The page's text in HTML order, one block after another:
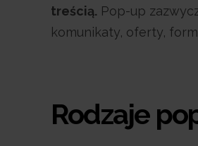
treścią. Pop-up
komunikaty, oferty,
Rodzaje